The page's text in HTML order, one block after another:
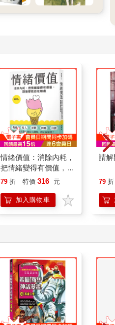
情緒價值：消除內耗，
把情緒變得有價值，跟
誰都能自在相處
79 折 特價 316 元
加入購物車
請解
79 折